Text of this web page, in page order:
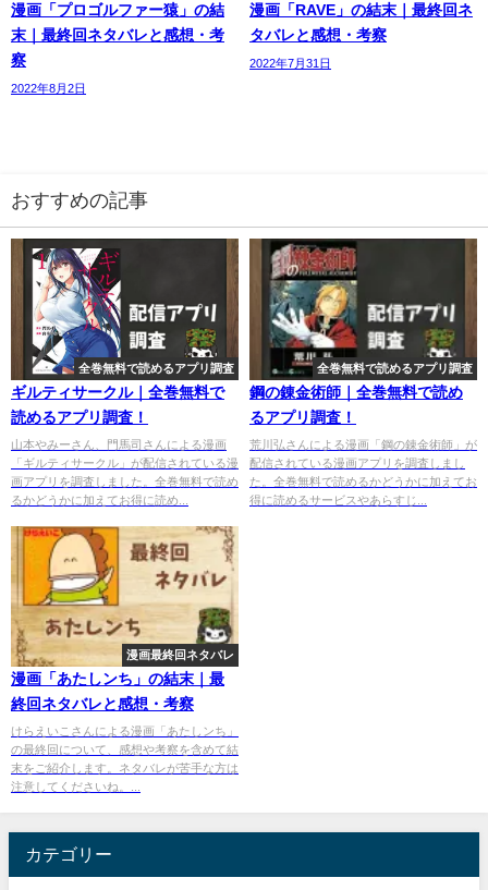
漫画「プロゴルファー猿」の結
末｜最終回ネタバレと感想・考
察
2022年8月2日
漫画「RAVE」の結末｜最終回ネ
タバレと感想・考察
2022年7月31日
おすすめの記事
全巻無料で読めるアプリ調査
ギルティサークル｜全巻無料で
読めるアプリ調査！
山本やみーさん、門馬司さんによる漫画
「ギルティサークル」が配信されている漫
画アプリを調査しました。全巻無料で読め
るかどうかに加えてお得に読め...
全巻無料で読めるアプリ調査
鋼の錬金術師｜全巻無料で読め
るアプリ調査！
荒川弘さんによる漫画「鋼の錬金術師」が
配信されている漫画アプリを調査しまし
た。全巻無料で読めるかどうかに加えてお
得に読めるサービスやあらすじ...
漫画最終回ネタバレ
漫画「あたしンち」の結末｜最
終回ネタバレと感想・考察
けらえいこさんによる漫画「あたしンち」
の最終回について、感想や考察を含めて結
末をご紹介します。ネタバレが苦手な方は
注意してくださいね。...
カテゴリー